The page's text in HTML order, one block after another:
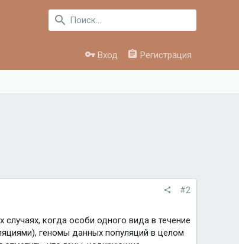
Вход Регистрация
#2
когда особи одного вида в течение
геномы данных популяций в целом